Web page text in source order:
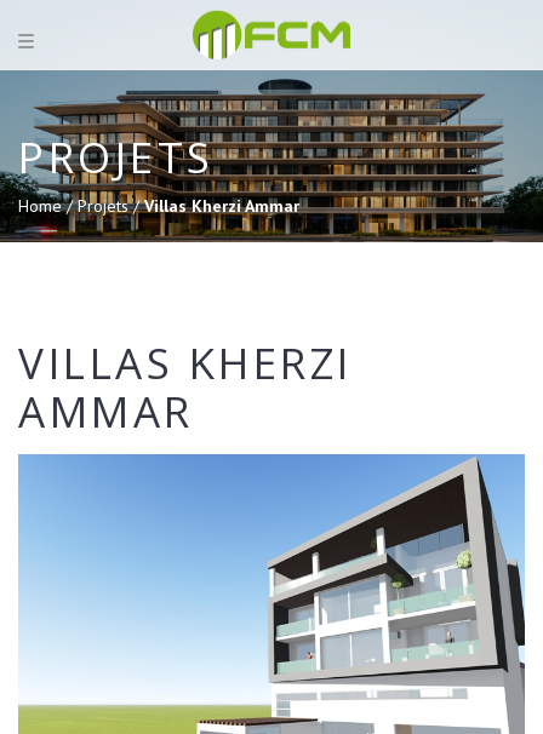
PROJETS
Home /Projets /Villas Kherzi Ammar
VILLAS KHERZI
AMMAR